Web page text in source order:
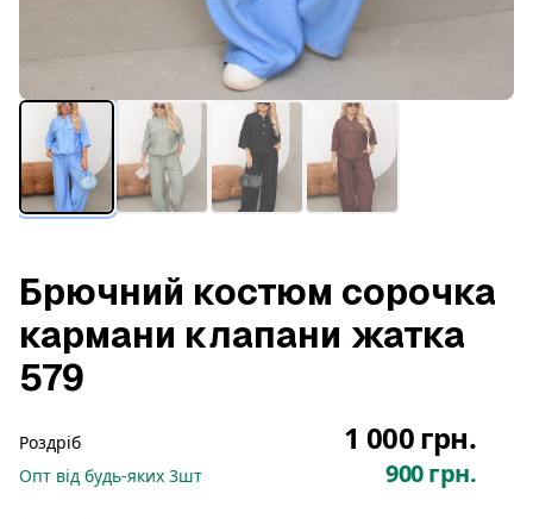
Брючний костюм сорочка
кармани клапани жатка
579
Роздріб 1 000 грн.
Опт від будь-яких 3шт 900 грн.